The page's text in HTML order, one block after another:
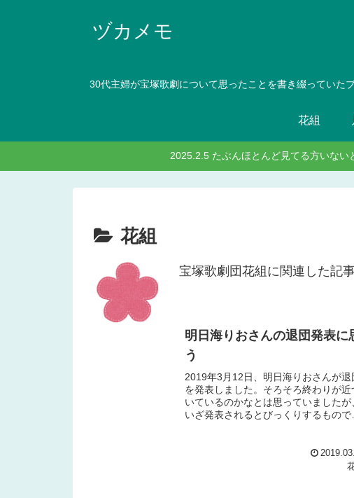
ヅカメモ
30代主婦が宝塚歌劇について思ったことを書き綴っていたブ
花組
2025.2.5 たぶんほとんど見てる方いない
花組
宝塚歌劇団花組に関連した記事
明日海りおさんの退団発表に
う
2019年3月12日、明日海りおさんが退
を発表しました。そろそろ終わりが近
いているのかなとは思っていましたが
いざ発表されるとびっくりするもので